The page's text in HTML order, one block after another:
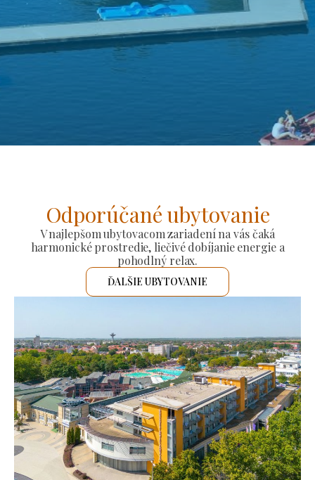
Odporúčané ubytovanie
V najlepšom ubytovacom zariadení na vás čaká
harmonické prostredie, liečivé dobíjanie energie a
pohodlný relax.
ĎALŠIE UBYTOVANIE